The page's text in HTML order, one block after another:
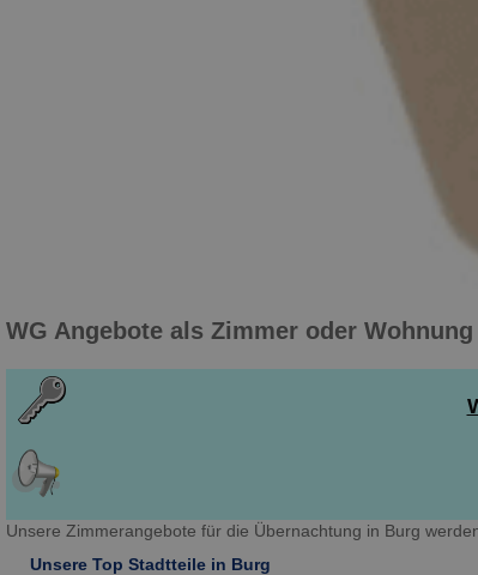
WG Angebote als Zimmer oder Wohnung
Unsere Zimmerangebote für die Übernachtung in Burg
Unsere Top Stadtteile in Burg